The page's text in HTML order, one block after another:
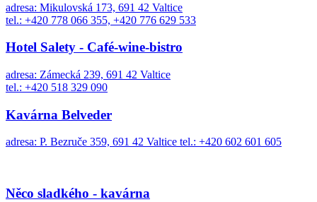
adresa: Mikulovská 173, 691 42 Valtice
tel.: +420 778 066 355, +420 776 629 533
Hotel Salety - Café-wine-bistro
adresa: Zámecká 239, 691 42 Valtice
tel.: +420 518 329 090
Kavárna Belveder
adresa: P. Bezruče 359, 691 42 Valtice tel.: +420 602 601 605
Něco sladkého - kavárna